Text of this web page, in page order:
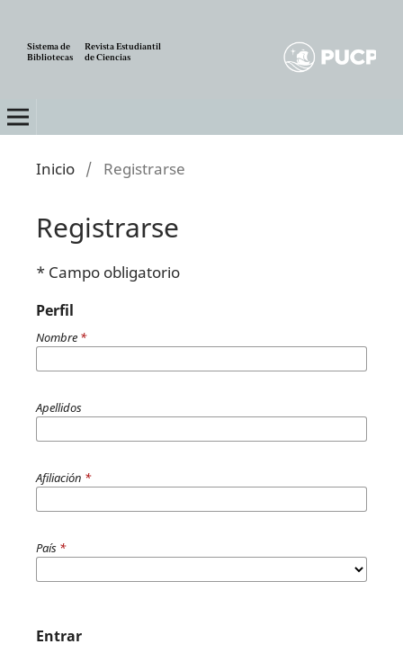
Sistema de
Bibliotecas
Revista Estudiantil
de Ciencias
Inicio / Registrarse
Registrarse
* Campo obligatorio
Perfil
Nombre *
Apellidos
Afiliación *
País *
Entrar